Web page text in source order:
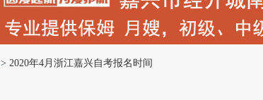
> 2020年4月浙江嘉兴自考报名时间